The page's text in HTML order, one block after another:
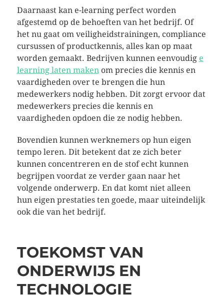
Daarnaast kan e-learning perfect worden
afgestemd op de behoeften van het bedrijf. Of
het nu gaat om veiligheidstrainingen, compliance
cursussen of productkennis, alles kan op maat
worden gemaakt. Bedrijven kunnen eenvoudig e
learning laten makenom precies die kennis en
vaardigheden over te brengen die hun
medewerkers nodig hebben. Dit zorgt ervoor dat
medewerkers precies die kennis en
vaardigheden opdoen die ze nodig hebben.
Bovendien kunnen werknemers op hun eigen
tempo leren. Dit betekent dat ze zich beter
kunnen concentreren en de stof echt kunnen
begrijpen voordat ze verder gaan naar het
volgende onderwerp. En dat komt niet alleen
hun eigen prestaties ten goede, maar uiteindelijk
ook die van het bedrijf.
TOEKOMST VAN
ONDERWIJS EN
TECHNOLOGIE